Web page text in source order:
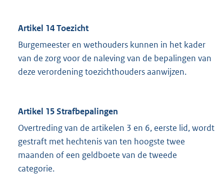
Artikel 14 Toezicht
Burgemeester en wethouders kunnen in het kader
van de zorg voor de naleving van de bepalingen van
deze verordening toezichthouders aanwijzen.
Artikel 15 Strafbepalingen
Overtreding van de artikelen 3 en 6, eerste lid, wordt
gestraft met hechtenis van ten hoogste twee
maanden of een geldboete van de tweede
categorie.